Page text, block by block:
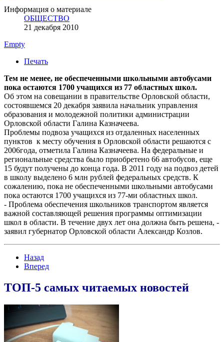
Информация о материале
ОБЩЕСТВО
21 декабря 2010
Empty
Печать
Тем не менее, не обеспеченными школьными автобусами
пока остаются 1700 учащихся из 77 областных школ.
Об этом на совещании в правительстве Орловской области,
состоявшемся 20 декабря заявила начальник управления
образования и молодежной политики администрации
Орловской области Галина Казначеева.
Проблемы подвоза учащихся из отдаленных населенных
пунктов к месту обучения в Орловской области решаются с
2006года, отметила Галина Казначеева. На федеральные и
региональные средства было приобретено 66 автобусов, еще
15 будут получены до конца года. В 2011 году на подвоз детей
в школу выделено 6 млн рублей федеральных средств. К
сожалению, пока не обеспеченными школьными автобусами
пока остаются 1700 учащихся из 77-ми областных школ.
- Проблема обеспечения школьников транспортом является
важной составляющей решения программы оптимизации
школ в области. В течение двух лет она должна быть решена, -
заявил губернатор Орловской области Александр Козлов.
Назад
Вперед
ТОП-5 самых читаемых новостей